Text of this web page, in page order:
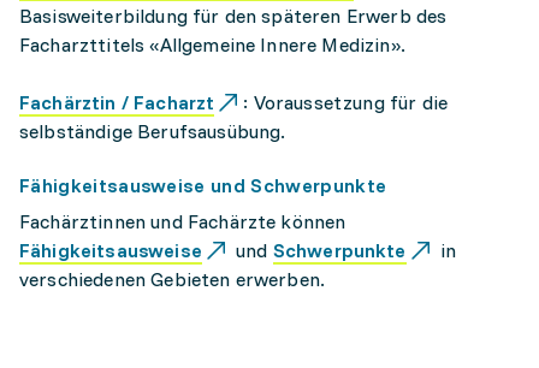
Basisweiterbildung für den späteren Erwerb des
Facharzttitels «Allgemeine Innere Medizin».
Fachärztin / Facharzt
: Voraussetzung für die
selbständige Berufsausübung.
Fähigkeitsausweise und Schwerpunkte
Fachärztinnen und Fachärzte können
Fähigkeitsausweise
und Schwerpunkte
in
verschiedenen Gebieten erwerben.